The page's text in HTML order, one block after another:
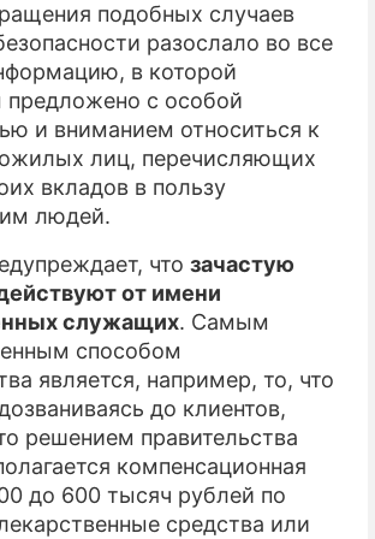
подобных случаев
разослало во все
в которой
предложено с особой
и вниманием относиться к
лиц, перечисляющих
вкладов в пользу
людей.
что зачастую
от имени
служащих. Самым
способом
является, например, то, что
до клиентов,
решением правительства
компенсационная
до 600 тысяч рублей по
средства или